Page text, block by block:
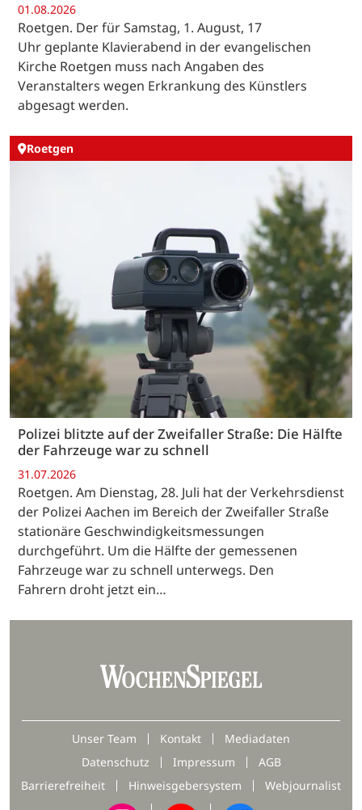
01.08.2026
Roetgen. Der für Samstag, 1. August, 17
Uhr geplante Klavierabend in der evangelischen
Kirche Roetgen muss nach Angaben des
Veranstalters wegen Erkrankung des Künstlers
abgesagt werden.
Roetgen
Polizei blitzte auf der Zweifaller Straße: Die Hälfte
der Fahrzeuge war zu schnell
31.07.2026
Roetgen. Am Dienstag, 28. Juli hat der Verkehrsdienst
der Polizei Aachen im Bereich der Zweifaller Straße
stationäre Geschwindigkeitsmessungen
durchgeführt. Um die Hälfte der gemessenen
Fahrzeuge war zu schnell unterwegs. Den
Fahrern droht jetzt ein…
Unser Team Kontakt
Mediadaten
Datenschutz
Impressum
AGB
Barrierefreiheit
Hinweisgebersystem Webjournalist